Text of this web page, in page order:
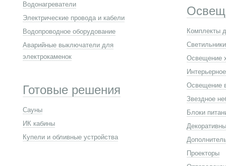
Водонагреватели
Электрические провода и кабели
Водопроводное оборудование
Аварийные выключатели для
электрокаменок
Готовые решения
Сауны
ИК кабины
Купели и обливные устройства
Комплекты
Освещение
Освещение
Звездное
Блоки
Проекторы